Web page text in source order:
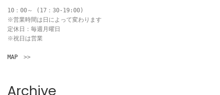
10：00～ (17：30-19:00)
※営業時間は日によって変わります
定休日：毎週月曜日
※祝日は営業
MAP >>
Archive